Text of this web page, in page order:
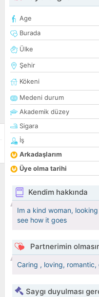
Age
Burada
Ülke
Şehir
Kökeni
Medeni durum
Akademik düzey
Sigara
İş
Arkadaşlarım
Üye olma tarihi
Kendim hakkında
Im a kind woman,
see how it goes
Partnerimin
Caring , loving,
Saygı duyulması